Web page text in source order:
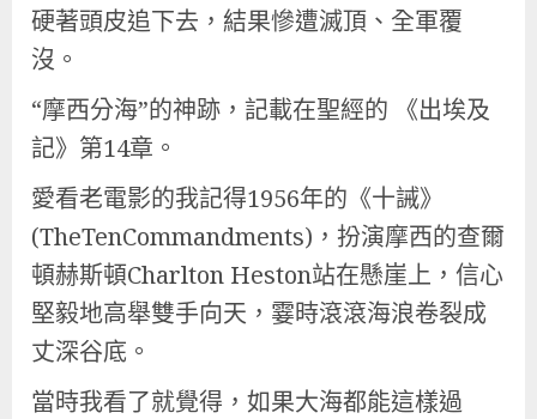
硬著頭皮追下去，結果慘遭滅頂、全軍覆
沒。
“摩西分海”的神跡，記載在聖經的 《出埃及
記》第14章。
愛看老電影的我記得1956年的《十誡》
(TheTenCommandments)，扮演摩西的查爾
頓赫斯頓Charlton Heston站在懸崖上，信心
堅毅地高舉雙手向天，霎時滾滾海浪卷裂成
丈深谷底。
當時我看了就覺得，如果大海都能這樣過